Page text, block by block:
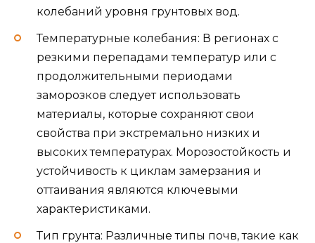
колебаний уровня грунтовых вод.
Температурные колебания: В регионах с
резкими перепадами температур или с
продолжительными периодами
заморозков следует использовать
материалы, которые сохраняют свои
свойства при экстремально низких и
высоких температурах. Морозостойкость и
устойчивость к циклам замерзания и
оттаивания являются ключевыми
характеристиками.
Тип грунта: Различные типы почв, такие как